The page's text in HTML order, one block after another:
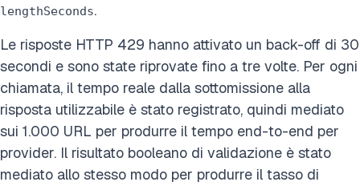
lengthSeconds.
Le risposte HTTP 429 hanno attivato un back-off di 30
secondi e sono state riprovate fino a tre volte. Per ogni
chiamata, il tempo reale dalla sottomissione alla
risposta utilizzabile è stato registrato, quindi mediato
sui 1.000 URL per produrre il tempo end-to-end per
provider. Il risultato booleano di validazione è stato
mediato allo stesso modo per produrre il tasso di